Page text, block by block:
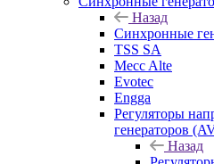
Назад
Синхронные
TSS SA
Mecc Alte
Evotec
Engga
Регуляторы
генераторов
Назад